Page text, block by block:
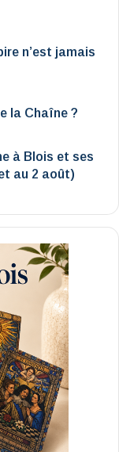
n’est jamais
la Chaîne ?
à Blois et ses
au 2 août)